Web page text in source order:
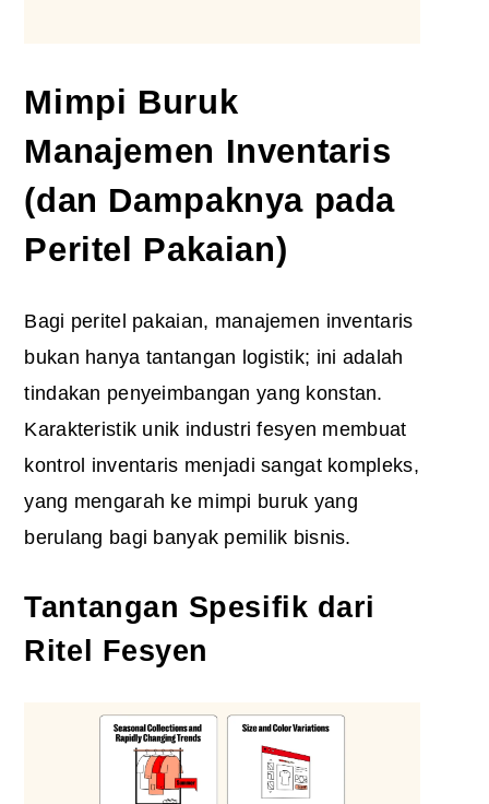
Mimpi Buruk
Manajemen Inventaris
(dan Dampaknya pada
Peritel Pakaian)
Bagi peritel pakaian, manajemen inventaris
bukan hanya tantangan logistik; ini adalah
tindakan penyeimbangan yang konstan.
Karakteristik unik industri fesyen membuat
kontrol inventaris menjadi sangat kompleks,
yang mengarah ke mimpi buruk yang
berulang bagi banyak pemilik bisnis.
Tantangan Spesifik dari
Ritel Fesyen